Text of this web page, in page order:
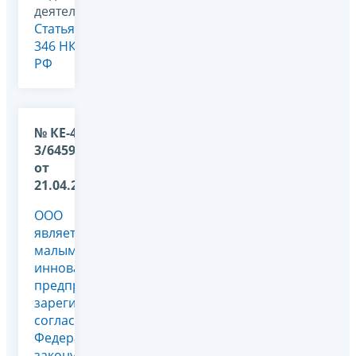
деятельности,
Статья
346 НК
РФ
№ КЕ-4-
3/6459@
от
21.04.2011
ООО
является
малым
инновационным
предприятием,
зарегистрированным
согласно
Федеральному